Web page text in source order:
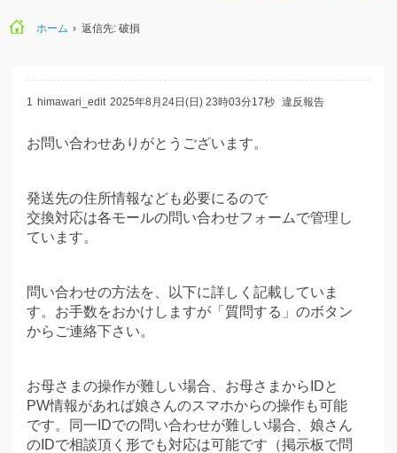
ホーム › 返信先: 破損
1 himawari_edit 2025年8月24日(日) 23時03分17秒 違反報告
お問い合わせありがとうございます。
発送先の住所情報なども必要にるので
交換対応は各モールの問い合わせフォームで管理し
ています。
問い合わせの方法を、以下に詳しく記載していま
す。お手数をおかけしますが「質問する」のボタン
からご連絡下さい。
お母さまの操作が難しい場合、お母さまからIDと
PW情報があれば娘さんのスマホからの操作も可能
です。同一IDでの問い合わせが難しい場合、娘さん
のIDで相談頂く形でも対応は可能です（掲示板で問